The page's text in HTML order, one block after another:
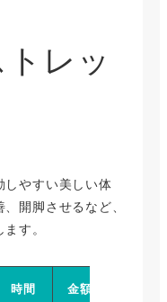
レッ
やすい美しい体
開脚させるなど、
す。
時間 金額